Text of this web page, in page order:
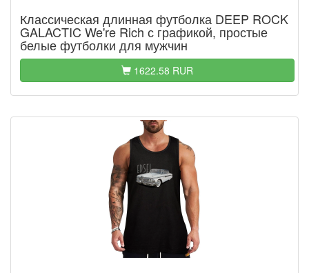
Классическая длинная футболка DEEP ROCK
GALACTIC We're Rich с графикой, простые
белые футболки для мужчин
1622.58 RUR